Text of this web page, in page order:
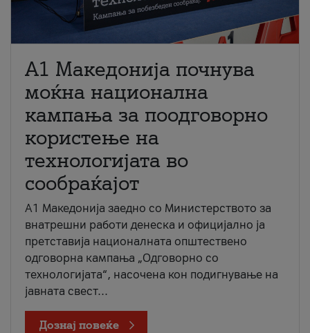
A1 Македонија почнува
моќна национална
кампања за поодговорно
користење на
технологијата во
сообраќајот
A1 Македонија заедно со Министерството за
внатрешни работи денеска и официјално ја
претставија националната општествено
одговорна кампања „Одговорно со
технологијата“, насочена кон подигнување на
јавната свест...
Дознај повеќе